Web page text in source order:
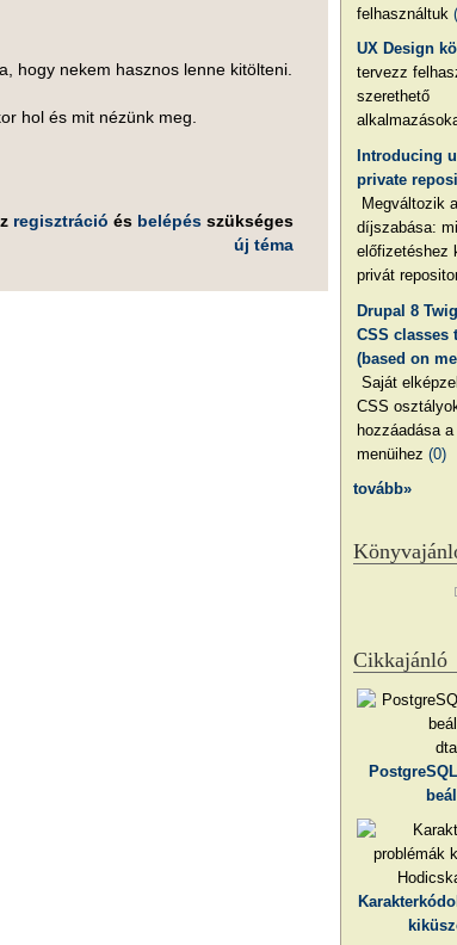
hogy nekem hasznos lenne kitölteni.
hol és mit nézünk meg.
regisztráció és belépésszükséges
új téma
felhasználtuk
UX Design
tervezz
szerethető
Introducing
private
Megváltozik
díjszabása:
előfizetéshez
privát
Drupal 8
CSS classes
(based on
Saját
CSS
hozzáadása
menüihez(0)
tovább»
Cikkajánló